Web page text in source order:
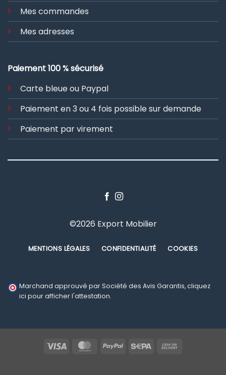
Mes commandes
Mes adresses
Paiement 100 % sécurisé
Carte bleue ou Paypal
Paiement en 3 ou 4 fois possible sur demande
Paiement par virement
©2026 Export Mobilier
MENTIONS LÉGALES CONFIDENTIALITÉ COOKIES
Marchand approuvé par Société des Avis Garantis,cliquez
ici pour afficher l'attestation.
Visa MasterCard
PayPal Sepa